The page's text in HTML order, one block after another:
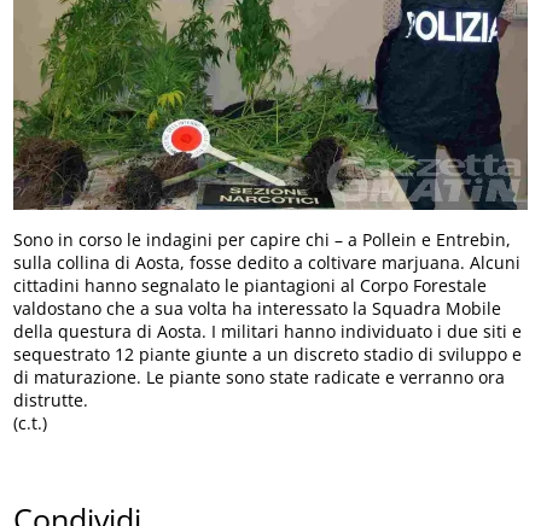
Sono in corso le indagini per capire chi – a Pollein e Entrebin,
sulla collina di Aosta, fosse dedito a coltivare marjuana. Alcuni
cittadini hanno segnalato le piantagioni al Corpo Forestale
valdostano che a sua volta ha interessato la Squadra Mobile
della questura di Aosta. I militari hanno individuato i due siti e
sequestrato 12 piante giunte a un discreto stadio di sviluppo e
di maturazione. Le piante sono state radicate e verranno ora
distrutte.
(c.t.)